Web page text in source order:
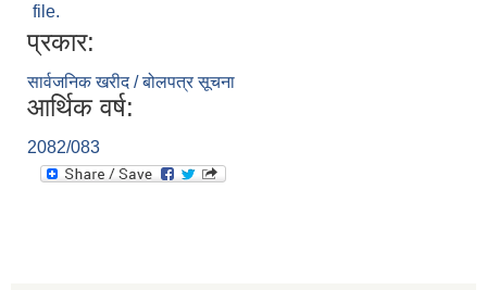
file.
प्रकार:
सार्वजनिक खरीद / बोलपत्र सूचना
आर्थिक वर्ष:
2082/083